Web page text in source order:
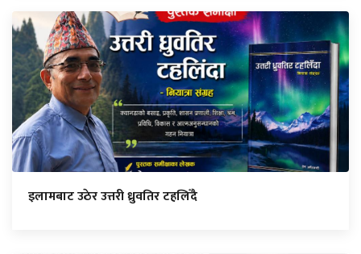
इलामबाट उठेर उत्तरी ध्रुवतिर टहलिँदै